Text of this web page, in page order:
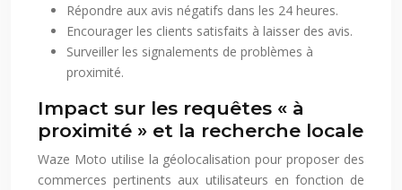
Répondre aux avis négatifs dans les 24 heures.
Encourager les clients satisfaits à laisser des avis.
Surveiller les signalements de problèmes à
proximité.
Impact sur les requêtes « à
proximité » et la recherche locale
Waze Moto utilise la géolocalisation pour proposer des
commerces pertinents aux utilisateurs en fonction de